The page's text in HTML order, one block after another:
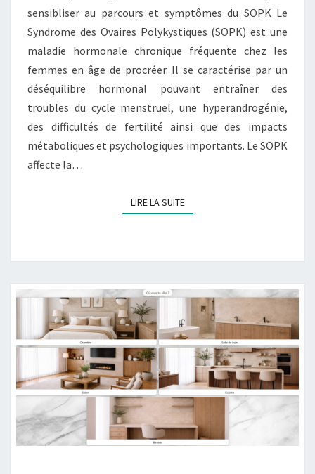
sensibliser au parcours et symptômes du SOPK Le
Syndrome des Ovaires Polykystiques (SOPK) est une
maladie hormonale chronique fréquente chez les
femmes en âge de procréer. Il se caractérise par un
déséquilibre hormonal pouvant entraîner des
troubles du cycle menstruel, une hyperandrogénie,
des difficultés de fertilité ainsi que des impacts
métaboliques et psychologiques importants. Le SOPK
affecte la…
LIRE LA SUITELIRE LA SUITE